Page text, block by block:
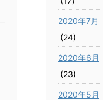
2020年7月
(24)
2020年6月
(23)
2020年5月